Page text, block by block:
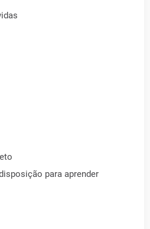
para aprender